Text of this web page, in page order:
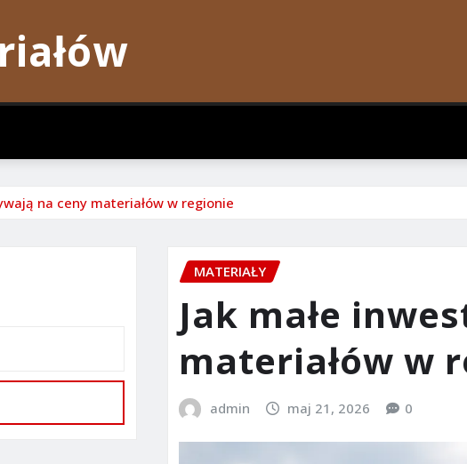
na ceny materiałów w regionie
MATERIAŁY
Jak małe
materiałów w
admin maj 21, 2026 0